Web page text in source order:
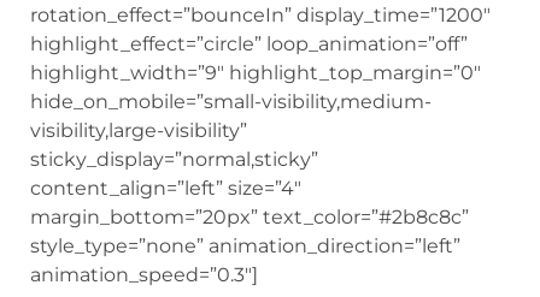
highlight_effect=”circle” loop_animation=”off”
highlight_width=”9″ highlight_top_margin=”0″
hide_on_mobile=”small-visibility,medium-
visibility,large-visibility”
sticky_display=”normal,sticky”
content_align=”left” size=”4″
margin_bottom=”20px” text_color=”#2b8c8c”
style_type=”none” animation_direction=”left”
animation_speed=”0.3″]
Cadastre seu e-mail, para receber notícias